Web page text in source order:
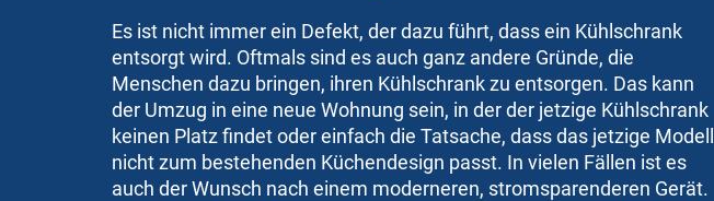
Es ist nicht immer ein Defekt, der dazu führt, dass ein Kühlschrank
entsorgt wird. Oftmals sind es auch ganz andere Gründe, die
Menschen dazu bringen, ihren Kühlschrank zu entsorgen. Das kann
der Umzug in eine neue Wohnung sein, in der der jetzige Kühlschrank
keinen Platz findet oder einfach die Tatsache, dass das jetzige Modell
nicht zum bestehenden Küchendesign passt. In vielen Fällen ist es
auch der Wunsch nach einem moderneren, stromsparenderen Gerät.